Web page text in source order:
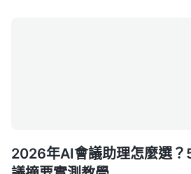
2026年AI會議助理怎麼選？